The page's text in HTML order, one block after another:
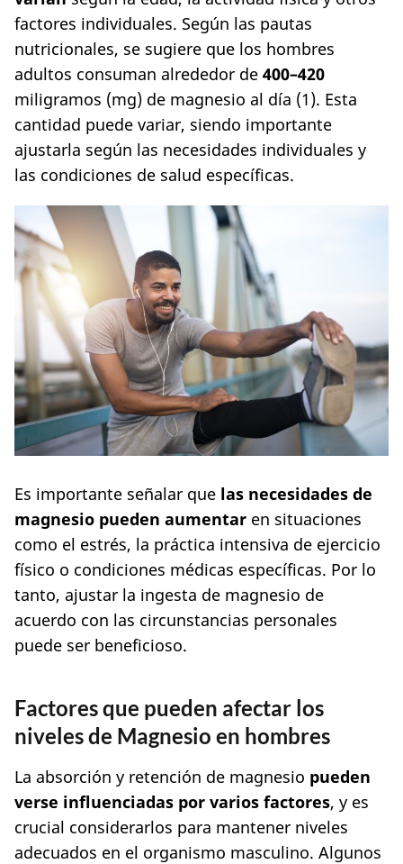
factores individuales. Según las pautas
nutricionales, se sugiere que los hombres
adultos consuman alrededor de 400–420
miligramos (mg) de magnesio al día (1). Esta
cantidad puede variar, siendo importante
ajustarla según las necesidades individuales y
las condiciones de salud específicas.
Es importante señalar que las necesidades de
magnesio pueden aumentar en situaciones
como el estrés, la práctica intensiva de ejercicio
físico o condiciones médicas específicas. Por lo
tanto, ajustar la ingesta de magnesio de
acuerdo con las circunstancias personales
puede ser beneficioso.
Factores que pueden afectar los
niveles de Magnesio en hombres
La absorción y retención de magnesio pueden
verse influenciadas por varios factores, y es
crucial considerarlos para mantener niveles
adecuados en el organismo masculino. Algunos